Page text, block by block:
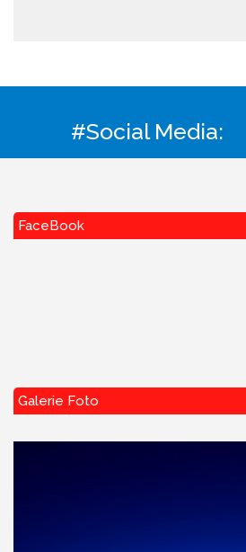
#Social Media:
FaceBook
Galerie Foto